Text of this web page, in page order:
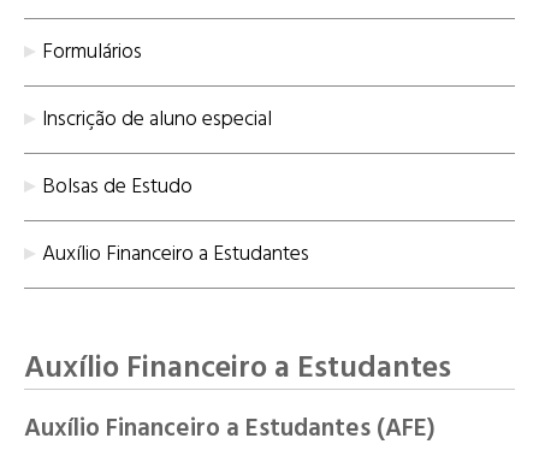
Auxílio Financeiro a Estudantes
Auxílio Financeiro a Estudantes (AFE)
Formulários
Inscrição de aluno especial
Bolsas de Estudo
Auxílio Financeiro a Estudantes